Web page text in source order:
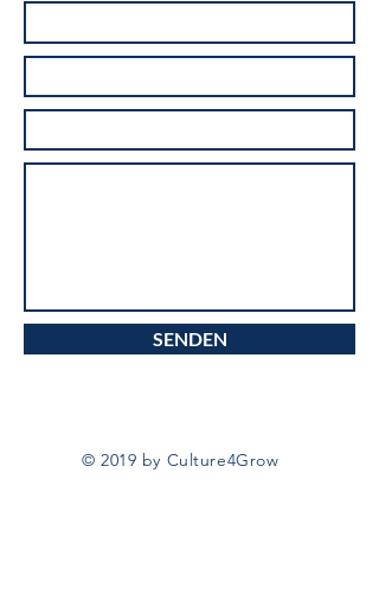
SENDEN
© 2019 by Culture4Grow